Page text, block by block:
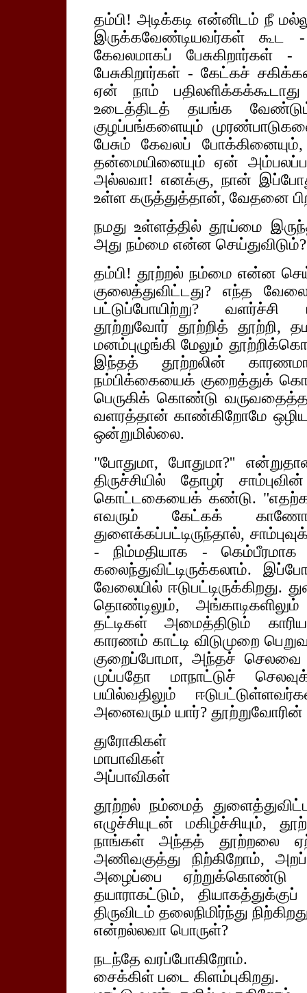
தம்பி! அடிக்கடி என்னிடம் நீ
இருக்கவேண்டியவர்கள்
கேவலமாகப் பேசுகிறார்கள் -
பேசுகிறார்கள் - கேட்கச்
ஏன் நாம்
உடைத்திடத் தயங்க
குழப்பங்களையும்
பேசும் கேவலப்
தன்மையினையும் ஏன்
அல்லவா! எனக்கு, நான்
உள்ள கருத்துத்தான், வேதனை
நமது உள்ளத்தில் தூய்மை
அது நம்மை என்ன செய்துவிடும்?
தம்பி! தூற்றல் நம்மை என்ன
குலைத்துவிட்டது? எந்த
பட்டுப்போயிற்று? வளர்ச்சி
தூற்றுவோர் தூற்றித் தூற்றி,
மனம்புழுங்கி மேலும்
இந்தத் தூற்றலின்
நம்பிக்கையைக் குறைத்துக்
பெருகிக் கொண்டு
வளரத்தான் காண்கிறோமே
ஒன்றுமில்லை.
"போதுமா, போதுமா?''
திருச்சியில் தோழர்
கொட்டகையைக் கண்டு.
எவரும் கேட்கக்
துளைக்கப்பட்டிருந்தால்,
- நிம்மதியாக - கெம்பீரமாக
கலைந்துவிட்டிருக்கலாம்.
வேலையில் ஈடுபட்டிருக்கிறது.
தொண்டிலும்,
தட்டிகள் அமைத்திடும்
காரணம் காட்டி விடுமுறை
குறைப்போமா, அந்தச்
முப்பதோ மாநாட்டுச்
பயில்வதிலும்
அனைவரும் யார்? தூற்றுவோரின்
துரோகிகள்
மாபாவிகள்
அப்பாவிகள்
தூற்றல் நம்மைத்
எழுச்சியுடன் மகிழ்ச்சியும்,
நாங்கள் அந்தத் தூற்றலை
அணிவகுத்து நிற்கிறோம்,
அழைப்பை ஏற்றுக்கொண்டு
தயாராகட்டும்,
திருவிடம் தலைநிமிர்ந்து
என்றல்லவா பொருள்?
நடந்தே வரப்போகிறோம்.
சைக்கிள் படை கிளம்புகிறது.